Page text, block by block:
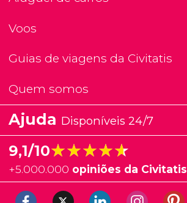
Voos
Guias de viagens da Civitatis
Quem somos
Ajuda Disponíveis 24/7
9,1/10★★★★★
★★★★★
+5.000.000 opiniões da Civitatis